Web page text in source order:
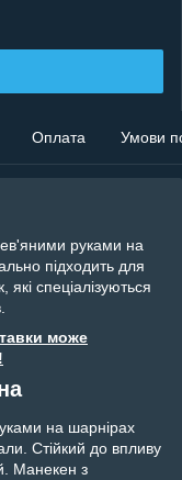
Оплата Умови
руками на
підходить для
які спеціалізуються
може
на шарнірах
Стійкий до впливу
Манекен з